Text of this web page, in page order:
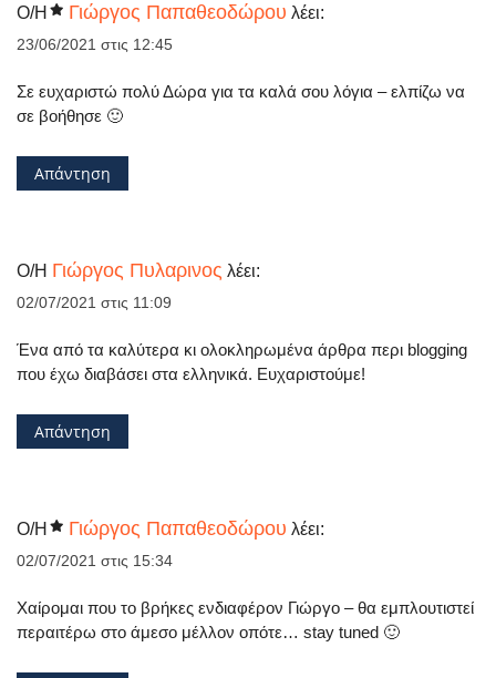
Ο/Η Γιώργος Παπαθεοδώρου λέει:
23/06/2021 στις 12:45
Σε ευχαριστώ πολύ Δώρα για τα καλά σου λόγια – ελπίζω να
σε βοήθησε 🙂
Απάντηση
Ο/Η Γιώργος Πυλαρινος λέει:
02/07/2021 στις 11:09
Ένα από τα καλύτερα κι ολοκληρωμένα άρθρα περι blogging
που έχω διαβάσει στα ελληνικά. Ευχαριστούμε!
Απάντηση
Ο/Η Γιώργος Παπαθεοδώρου λέει:
02/07/2021 στις 15:34
Χαίρομαι που το βρήκες ενδιαφέρον Γιώργο – θα εμπλουτιστεί
περαιτέρω στο άμεσο μέλλον οπότε… stay tuned 🙂